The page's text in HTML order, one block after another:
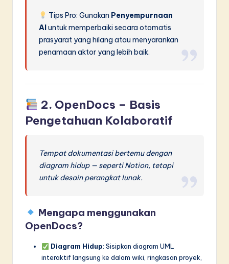
Tips Pro: Gunakan Penyempurnaan
AIuntuk memperbaiki secara otomatis
prasyarat yang hilang atau menyarankan
penamaan aktor yang lebih baik.
2. OpenDocs – Basis
Pengetahuan Kolaboratif
Tempat dokumentasi bertemu dengan
diagram hidup — seperti Notion, tetapi
untuk desain perangkat lunak.
Mengapa menggunakan
OpenDocs?
Diagram Hidup: Sisipkan diagram UML
interaktif langsung ke dalam wiki, ringkasan proyek,